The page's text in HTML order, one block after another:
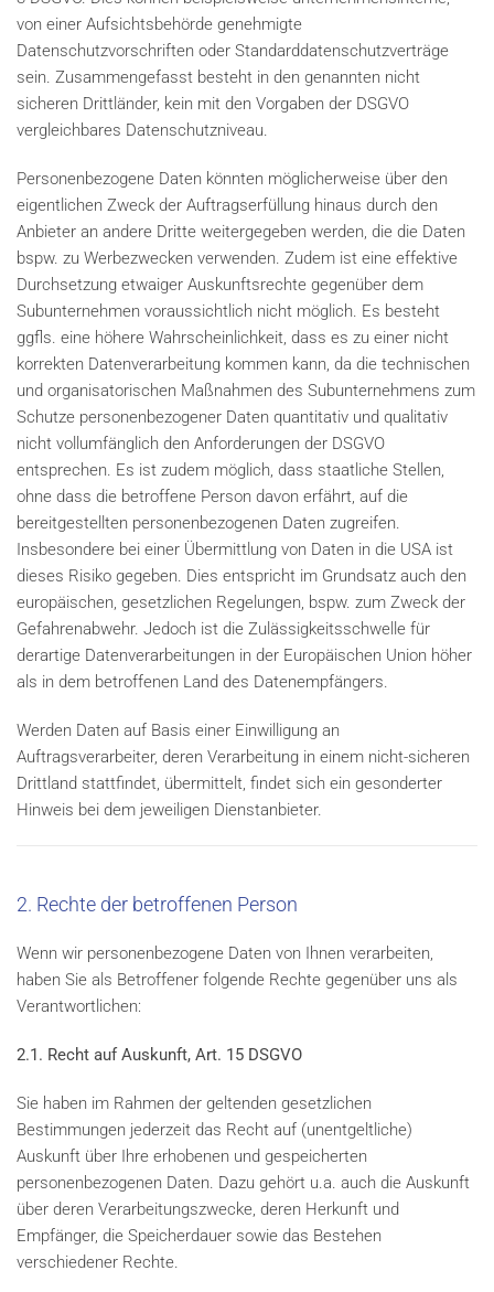
von einer Aufsichtsbehörde genehmigte
Datenschutzvorschriften oder Standarddatenschutzverträge
sein. Zusammengefasst besteht in den genannten nicht
sicheren Drittländer, kein mit den Vorgaben der DSGVO
vergleichbares Datenschutzniveau.
Personenbezogene Daten könnten möglicherweise über den
eigentlichen Zweck der Auftragserfüllung hinaus durch den
Anbieter an andere Dritte weitergegeben werden, die die Daten
bspw. zu Werbezwecken verwenden. Zudem ist eine effektive
Durchsetzung etwaiger Auskunftsrechte gegenüber dem
Subunternehmen voraussichtlich nicht möglich. Es besteht
ggfls. eine höhere Wahrscheinlichkeit, dass es zu einer nicht
korrekten Datenverarbeitung kommen kann, da die technischen
und organisatorischen Maßnahmen des Subunternehmens zum
Schutze personenbezogener Daten quantitativ und qualitativ
nicht vollumfänglich den Anforderungen der DSGVO
entsprechen. Es ist zudem möglich, dass staatliche Stellen,
ohne dass die betroffene Person davon erfährt, auf die
bereitgestellten personenbezogenen Daten zugreifen.
Insbesondere bei einer Übermittlung von Daten in die USA ist
dieses Risiko gegeben. Dies entspricht im Grundsatz auch den
europäischen, gesetzlichen Regelungen, bspw. zum Zweck der
Gefahrenabwehr. Jedoch ist die Zulässigkeitsschwelle für
derartige Datenverarbeitungen in der Europäischen Union höher
als in dem betroffenen Land des Datenempfängers.
Werden Daten auf Basis einer Einwilligung an
Auftragsverarbeiter, deren Verarbeitung in einem nicht-sicheren
Drittland stattfindet, übermittelt, findet sich ein gesonderter
Hinweis bei dem jeweiligen Dienstanbieter.
2. Rechte der betroffenen Person
Wenn wir personenbezogene Daten von Ihnen verarbeiten,
haben Sie als Betroffener folgende Rechte gegenüber uns als
Verantwortlichen:
2.1. Recht auf Auskunft, Art. 15 DSGVO
Sie haben im Rahmen der geltenden gesetzlichen
Bestimmungen jederzeit das Recht auf (unentgeltliche)
Auskunft über Ihre erhobenen und gespeicherten
personenbezogenen Daten. Dazu gehört u.a. auch die Auskunft
über deren Verarbeitungszwecke, deren Herkunft und
Empfänger, die Speicherdauer sowie das Bestehen
verschiedener Rechte.